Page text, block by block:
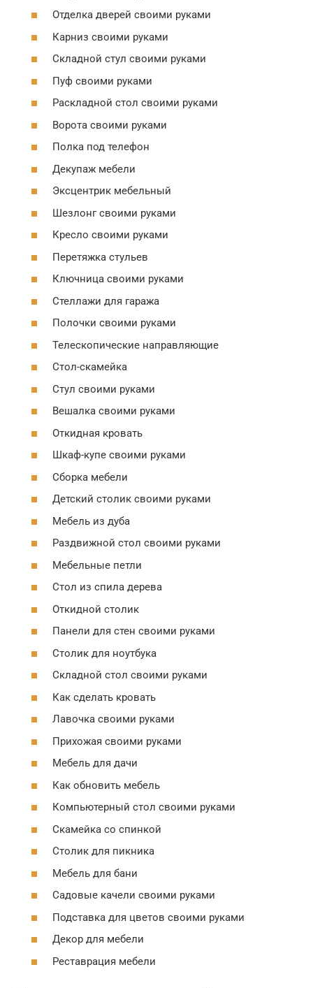
Отделка дверей своими руками
Карниз своими руками
Складной стул своими руками
Пуф своими руками
Раскладной стол своими руками
Ворота своими руками
Полка под телефон
Декупаж мебели
Эксцентрик мебельный
Шезлонг своими руками
Кресло своими руками
Перетяжка стульев
Ключница своими руками
Стеллажи для гаража
Полочки своими руками
Телескопические направляющие
Стол-скамейка
Стул своими руками
Вешалка своими руками
Откидная кровать
Шкаф-купе своими руками
Сборка мебели
Детский столик своими руками
Мебель из дуба
Раздвижной стол своими руками
Мебельные петли
Стол из спила дерева
Откидной столик
Панели для стен своими руками
Столик для ноутбука
Складной стол своими руками
Как сделать кровать
Лавочка своими руками
Прихожая своими руками
Мебель для дачи
Как обновить мебель
Компьютерный стол своими руками
Скамейка со спинкой
Столик для пикника
Мебель для бани
Садовые качели своими руками
Подставка для цветов своими руками
Декор для мебели
Реставрация мебели